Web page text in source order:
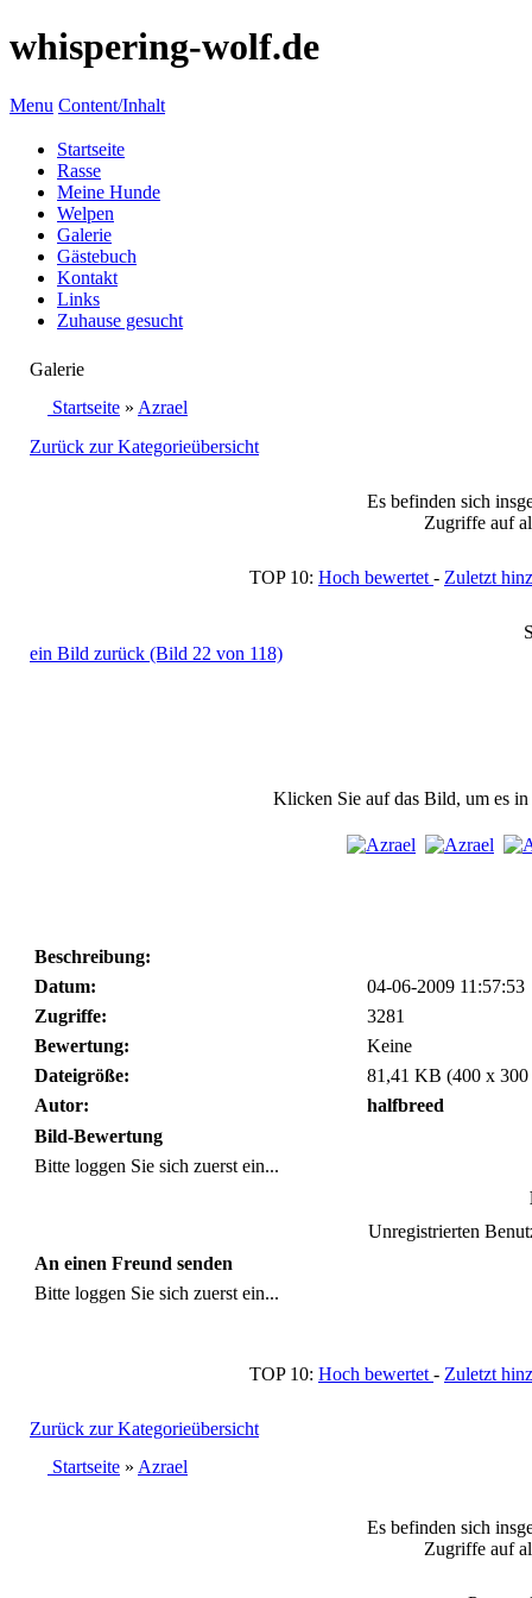
whispering-wolf.de
Menu Content/Inhalt
Startseite
Rasse
Meine Hunde
Welpen
Galerie
Gästebuch
Kontakt
Links
Zuhause gesucht
Galerie
Startseite » Azrael
Zurück zur Kategorieübersicht
Es befinden sich
Zugriffe auf
TOP 10: Hoch bewertet - Zuletzt
ein Bild zurück (Bild 22 von 118)
Klicken Sie auf das Bild, um es
Beschreibung:
Datum:
04-06-2009 11:57:53
Zugriffe:
3281
Bewertung:
Keine
Dateigröße:
81,41 KB (400 x
Autor:
halfbreed
Bild-Bewertung
Bitte loggen Sie sich zuerst ein...
Unregistrierten
An einen Freund senden
Bitte loggen Sie sich zuerst ein...
TOP 10: Hoch bewertet - Zuletzt
Zurück zur Kategorieübersicht
Startseite » Azrael
Es befinden sich
Zugriffe auf